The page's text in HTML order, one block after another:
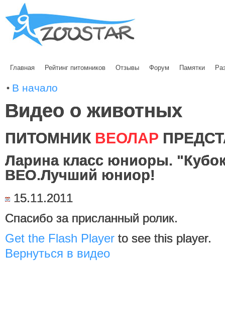
Главная Рейтинг питомников Отзывы Форум Памятки
В начало
Видео о животных
ПИТОМНИК ВЕОЛАР
Ларина класс юниоры.
ВЕО.Лучший юниор!
15.11.2011
Спасибо за присланный ролик.
Get the Flash Player to see this player.
Вернуться в видео